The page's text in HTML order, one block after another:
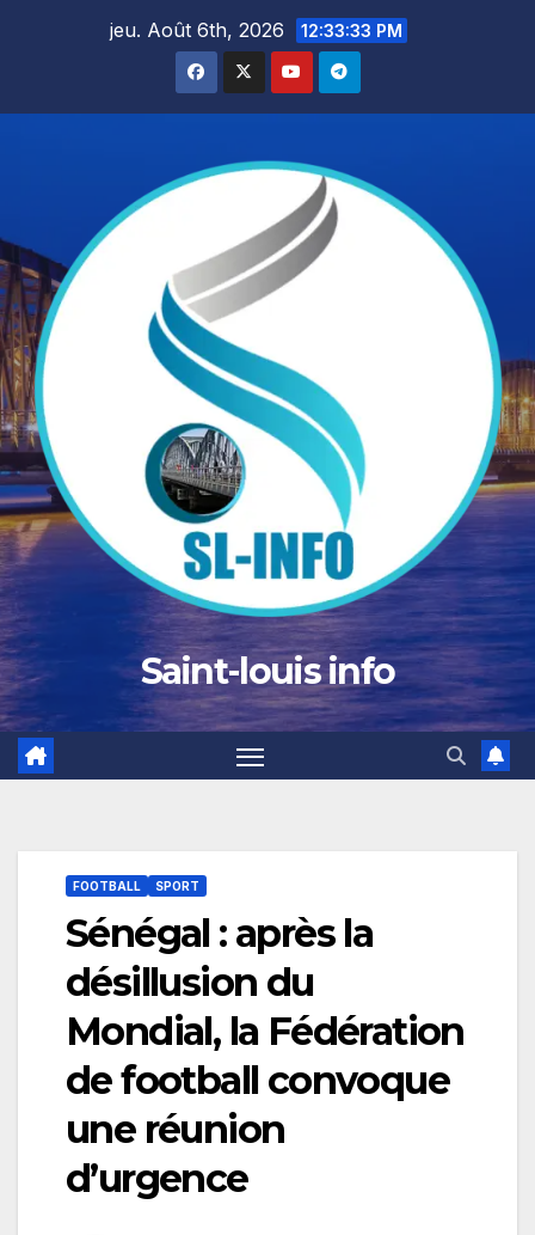
jeu. Août 6th, 2026 12:33:34 PM
Saint-louis info
FOOTBALL SPORT
Sénégal : après la
désillusion du
Mondial, la Fédération
de football convoque
une réunion
d’urgence